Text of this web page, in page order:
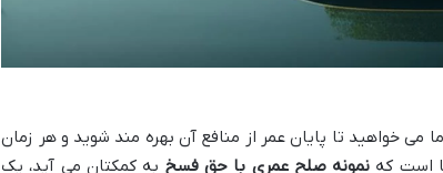
می خواهید تا پایان عمر از منافع آن بهره مند شوید و هر زمان
است که نمونه صلح عمری با حق فسخ به کمکتان می آید، یک